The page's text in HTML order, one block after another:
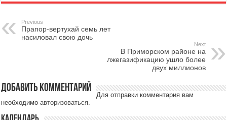
Previous
Прапор-вертухай семь лет
насиловал свою дочь
Next
В Приморском районе на
лжегазификацию ушло более
двух миллионов
Добавить комментарий
Для отправки комментария вам
необходимоавторизоваться.